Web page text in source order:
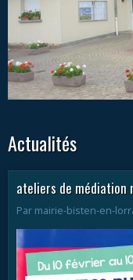
Actualités
ateliers de médiation
Par mairie-bisten-en-